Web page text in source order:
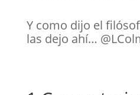
Y como dijo el
las dejo ahí…